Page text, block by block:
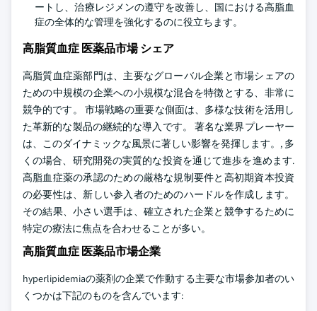
ートし、治療レジメンの遵守を改善し、国における高脂血
症の全体的な管理を強化するのに役立ちます。
高脂質血症 医薬品市場 シェア
高脂質血症薬部門は、主要なグローバル企業と市場シェアの
ための中規模の企業への小規模な混合を特徴とする、非常に
競争的です。 市場戦略の重要な側面は、多様な技術を活用し
た革新的な製品の継続的な導入です。 著名な業界プレーヤー
は、このダイナミックな風景に著しい影響を発揮します。, 多
くの場合、研究開発の実質的な投資を通じて進歩を進めます.
高脂血症薬の承認のための厳格な規制要件と高初期資本投資
の必要性は、新しい参入者のためのハードルを作成します。
その結果、小さい選手は、確立された企業と競争するために
特定の療法に焦点を合わせることが多い。
高脂質血症 医薬品市場企業
hyperlipidemiaの薬剤の企業で作動する主要な市場参加者のい
くつかは下記のものを含んでいます: